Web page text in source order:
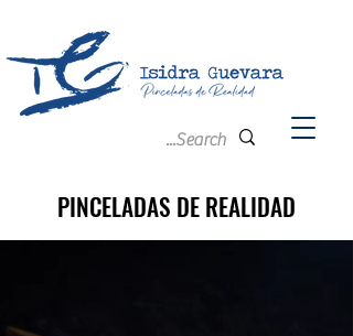
PINCELADAS DE REALIDAD
PINCELADAS DE REALIDAD